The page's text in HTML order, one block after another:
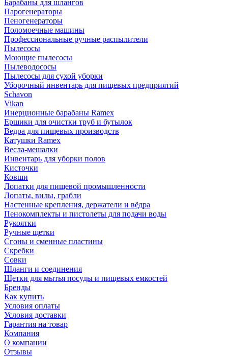
Барабаны для шлангов
Парогенераторы
Пеногенераторы
Поломоечные машины
Профессиональные ручные распылители
Пылесосы
Моющие пылесосы
Пылеводососы
Пылесосы для сухой уборки
Уборочный инвентарь для пищевых предприятий
Schavon
Vikan
Инерционные барабаны Ramex
Ершики для очистки труб и бутылок
Ведра для пищевых производств
Катушки Ramex
Весла-мешалки
Инвентарь для уборки полов
Кисточки
Ковши
Лопатки для пищевой промышленности
Лопаты, вилы, грабли
Настенные крепления, держатели и вёдра
Пенокомплекты и пистолеты для подачи воды
Рукоятки
Ручные щетки
Сгоны и сменные пластины
Скребки
Совки
Шланги и соединения
Щетки для мытья посуды и пищевых емкостей
Бренды
Как купить
Условия оплаты
Условия доставки
Гарантия на товар
Компания
О компании
Отзывы